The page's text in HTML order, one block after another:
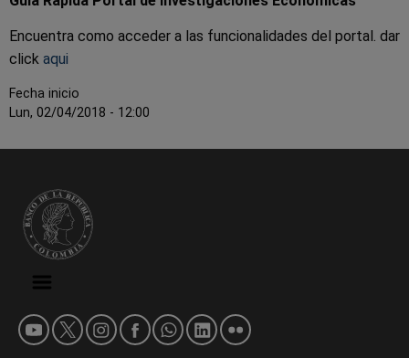
navegación
Encuentra como acceder a las funcionalidades del portal. dar
click aqui
Fecha inicio
Lun, 02/04/2018 - 12:00